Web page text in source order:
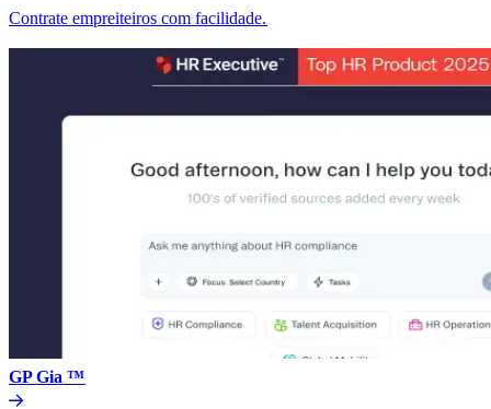
Contrate empreiteiros com facilidade.​​
GP Gia ™​​